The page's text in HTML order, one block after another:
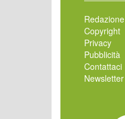
Redazione
Copyright
Privacy
Pubblicità
Contattaci
Newsletter